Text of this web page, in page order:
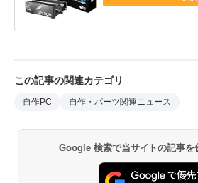
この記事の関連カテゴリ
自作PC 自作・パーツ関連ニュース
Google 検索で当サイトの記事を